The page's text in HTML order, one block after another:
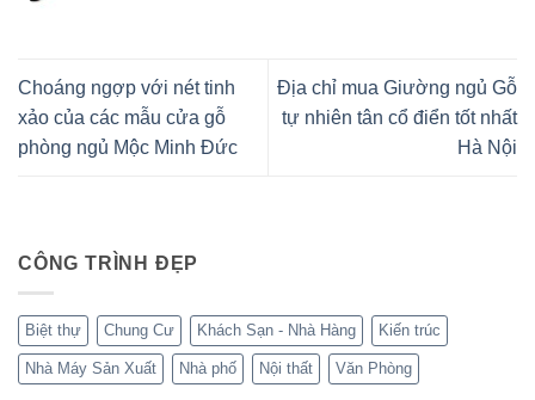
Choáng ngợp với nét tinh
xảo của các mẫu cửa gỗ
phòng ngủ Mộc Minh Đức
Địa chỉ mua Giường ngủ Gỗ
tự nhiên tân cổ điển tốt nhất
Hà Nội
CÔNG TRÌNH ĐẸP
Biệt thự Chung Cư Khách Sạn - Nhà Hàng Kiến trúc
Nhà Máy Sản Xuất Nhà phố Nội thất Văn Phòng